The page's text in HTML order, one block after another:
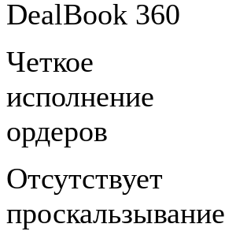
DealBook 360
Четкое
исполнение
ордеров
Отсутствует
проскальзывание